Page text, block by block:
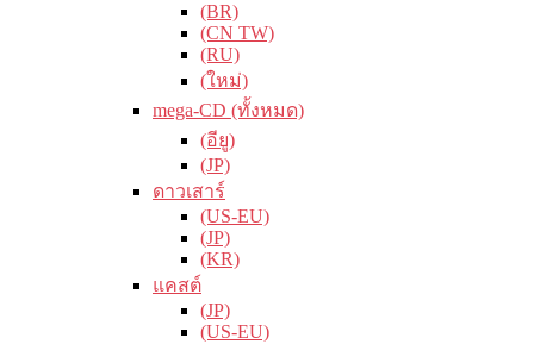
(BR)
(CN TW)
(RU)
(ใหม่)
mega-CD (ทั้งหมด)
(อียู)
(JP)
ดาวเสาร์
(US-EU)
(JP)
(KR)
แคสต์
(JP)
(US-EU)